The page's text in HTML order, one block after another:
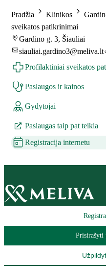
Pradžia Klinikos
sveikatos patikrinimai
Gardino g. 3, Šiauliai
siauliai.gardino3@meliva.lt
Profilaktiniai sveikatos
Paslaugos ir kainos
Gydytojai
Paslaugas taip pat teikia
Registracija internetu
Prisirašyti